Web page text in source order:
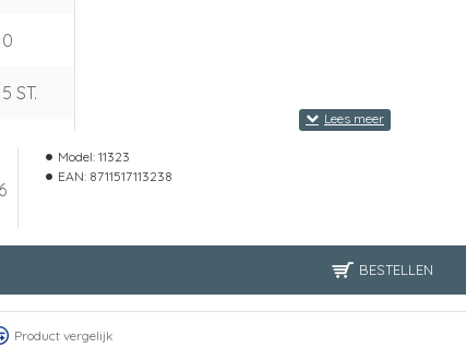
ST.
628
Model: 11323
EAN: 8711517113238
BESTELLEN
Product vergelijk